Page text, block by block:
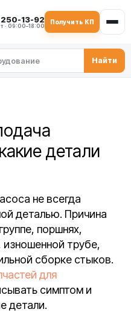
250-13-92
· 09:00–18:00
Получить КП
Найти
детали
не всегда
деталью. Причина
поршнях,
изношенной трубе,
сборке стыков.
для
симптом и
детали.